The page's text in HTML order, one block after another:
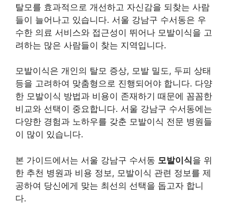
탈모를 효과적으로 개선하고 자신감을 되찾는 사람
들이 늘어나고 있습니다. 서울 강남구 수서동은 우
수한 의료 서비스와 접근성이 뛰어나 모발이식을 고
려하는 많은 사람들이 찾는 지역입니다.
모발이식은 개인의 탈모 증상, 모발 밀도, 두피 상태
등을 고려하여 맞춤형으로 진행되어야 합니다. 다양
한 모발이식 방법과 비용이 존재하기 때문에 꼼꼼한
비교와 선택이 중요합니다. 서울 강남구 수서동에는
다양한 경험과 노하우를 갖춘 모발이식 전문 병원들
이 많이 있습니다.
본 가이드에서는 서울 강남구 수서동 모발이식을 위
한 추천 병원과 비용 정보, 모발이식 관련 정보를 제
공하여 당신에게 맞는 최선의 선택을 돕고자 합니
다.